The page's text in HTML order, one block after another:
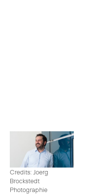
Credits: Joerg
Brockstedt
Photographie